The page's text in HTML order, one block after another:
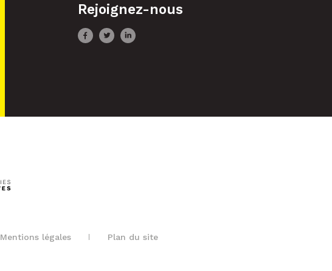
Rejoignez-nous
Mentions légales Plan du site